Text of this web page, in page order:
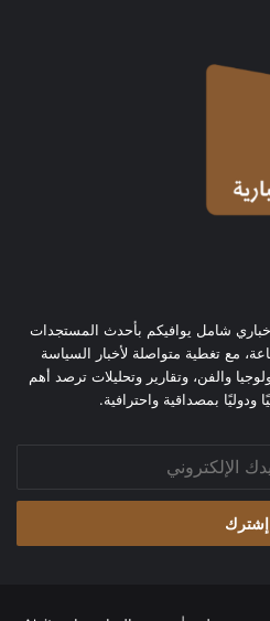
إخباري شامل يوافيكم بأحدث المستجدات
مع تغطية متواصلة لأخبار السياسة
والفن، وتقارير وتحليلات ترصد أهم
ودوليًا بمصداقية واحترافية.